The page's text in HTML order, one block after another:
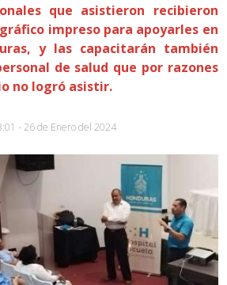
que asistieron recibieron
impreso para apoyarles en
y las capacitarán también
de salud que por razones
no logró asistir.
- 26 de Enero del 2024